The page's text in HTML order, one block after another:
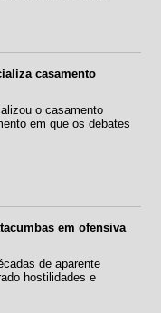
casamento
o casamento
em que os debates
em ofensiva
de aparente
hostilidades e